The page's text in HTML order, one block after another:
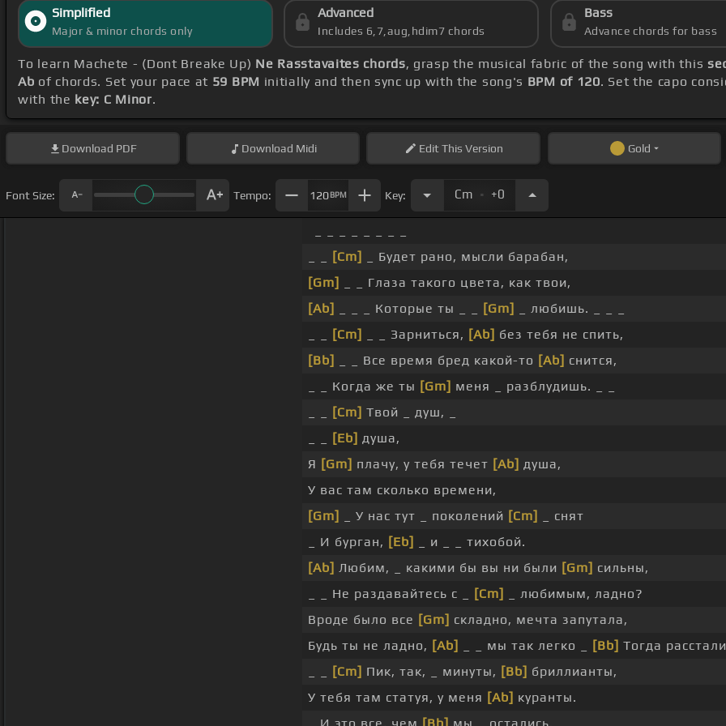
Simplified
Major & minor chords only
Advanced
Includes 6,7,aug,hdim7 chords
Bass
Advance chords for bass
To learn Machete - (Dont Breake Up) Ne Rasstavaites chords, grasp the musical fabric of the song with this
Ab of chords. Set your pace at 59 BPM initially and then sync up with the song's BPM of 120. Set the capo
with the key: C Minor.
Download PDF Download Midi EditThis Version Gold
Font Size: Tempo: 120BPM Key: Cm . +0
[Cm]
_ Будет рано, мысли барабан,
[Gm]
_ _ Глаза такого цвета, как твои,
[Ab]
_ _ _ Которые ты _ _ [Gm]
_ любишь. _ _ _
[Cm] _ _ Зарниться, [Ab] без тебя не спить,
[Bb]
_ _ Все время бред какой-то [Ab] снится,
_ _ Когда же ты [Gm] меня _ разблудишь. _ _
[Cm] Твой _ душ, _
[Eb] душа,
Я [Gm] плачу, у тебя течет [Ab] душа,
У вас там сколько времени,
[Gm]
_ У нас тут _ поколений [Cm]
_ снят
_ И бурган, [Eb]
_ и _ _ тихобой.
[Ab] Любим, _ какими бы вы ни были [Gm] сильны,
_ _ Не раздавайтесь с _
[Cm]
_ любимым, ладно?
Вроде было все [Gm] складно, мечта запутала,
Будь ты не ладно, [Ab] _ _ мы так легко _ [Bb] Тогда
[Cm] Пик, так, _ минуты, [Bb] бриллианты,
У тебя там статуя, у меня [Ab] куранты.